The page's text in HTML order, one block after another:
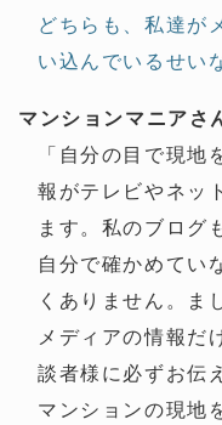
どちらも、私達が
い込んでいるせい
マンションマニアさ
「自分の目で現地
報がテレビやネッ
ます。私のブログ
自分で確かめてい
くありません。ま
メディアの情報だ
談者様に必ずお伝
マンションの現地